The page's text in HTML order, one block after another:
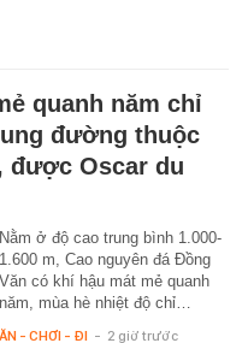
quanh năm chỉ
đường thuộc
được Oscar du
Nằm ở độ cao trung bình 1.000-
1.600 m, Cao nguyên đá Đồng
Văn có khí hậu mát mẻ quanh
năm, mùa hè nhiệt độ chỉ…
ĂN - CHƠI - ĐI - 2 giờ trước